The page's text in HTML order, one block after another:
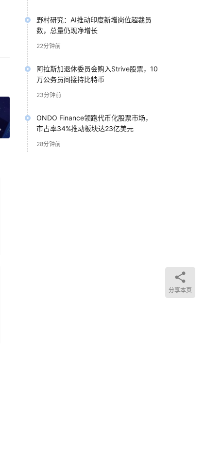
野村研究：AI推动印度新增岗位超裁员
数，总量仍现净增长
22分钟前
阿拉斯加退休委员会购入Strive股票，10
万公务员间接持比特币
23分钟前
ONDO Finance领跑代币化股票市场，
市占率34%推动板块达23亿美元
28分钟前
分享本页